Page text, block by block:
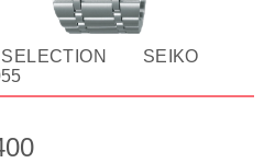
SELECTION SEIKO